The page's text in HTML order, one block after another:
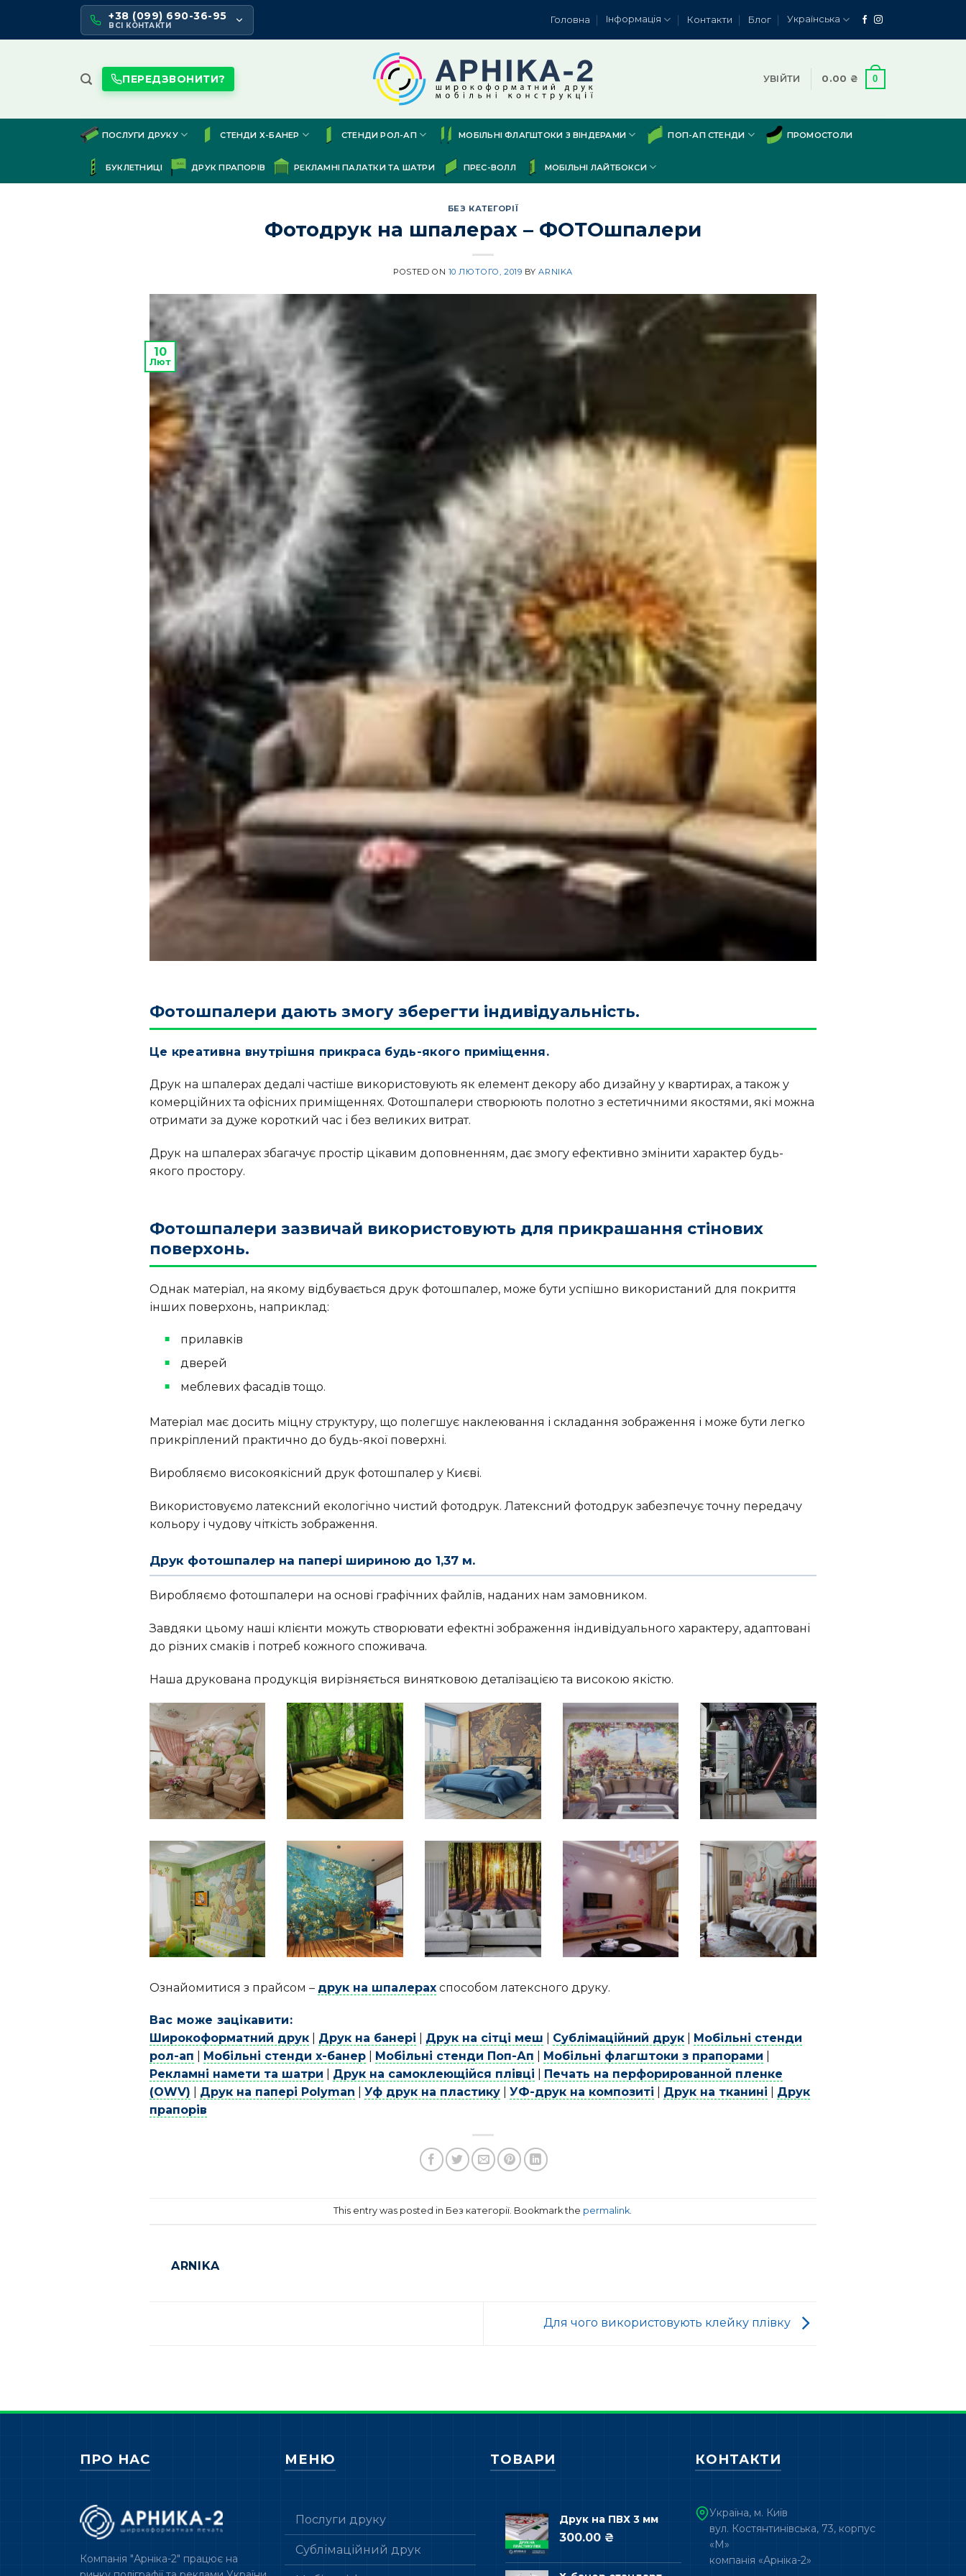
content
+38 (099) 690-36-95
ВСІ КОНТАКТИ
Головна Інформація Контакти Блог Українська
ПЕРЕДЗВОНИТИ? УВІЙТИ 0.00 ₴ 0
ПОСЛУГИ ДРУКУ СТЕНДИ Х-БАНЕР СТЕНДИ РОЛ-АП МОБІЛЬНІ ФЛАГШТОКИ З ВІНДЕРАМИ ПОП-АП СТЕНДИ ПРОМОСТОЛИ
БУКЛЕТНИЦІ ДРУК ПРАПОРІВ РЕКЛАМНІ ПАЛАТКИ ТА ШАТРИ ПРЕС-ВОЛЛ МОБІЛЬНІ ЛАЙТБОКСИ
БЕЗ КАТЕГОРІЇ
Фотодрук на шпалерах – ФОТОшпалери
POSTED ON 10 ЛЮТОГО, 2019 BYARNIKA
10
Лют
Фотошпалери дають змогу зберегти індивідуальність.
Це креативна внутрішня прикраса будь-якого приміщення.
Друк на шпалерах дедалі частіше використовують як елемент декору або дизайну у квартирах, а також у
комерційних та офісних приміщеннях. Фотошпалери створюють полотно з естетичними якостями, які можна
отримати за дуже короткий час і без великих витрат.
Друк на шпалерах збагачує простір цікавим доповненням, дає змогу ефективно змінити характер будь-
якого простору.
Фотошпалери зазвичай використовують для прикрашання стінових
поверхонь.
Однак матеріал, на якому відбувається друк фотошпалер, може бути успішно використаний для покриття
інших поверхонь, наприклад:
прилавків
дверей
меблевих фасадів тощо.
Матеріал має досить міцну структуру, що полегшує наклеювання і складання зображення і може бути легко
прикріплений практично до будь-якої поверхні.
Виробляємо високоякісний друк фотошпалер у Києві.
Використовуємо латексний екологічно чистий фотодрук. Латексний фотодрук забезпечує точну передачу
кольору і чудову чіткість зображення.
Друк фотошпалер на папері шириною до 1,37 м.
Виробляємо фотошпалери на основі графічних файлів, наданих нам замовником.
Завдяки цьому наші клієнти можуть створювати ефектні зображення індивідуального характеру, адаптовані
до різних смаків і потреб кожного споживача.
Наша друкована продукція вирізняється винятковою деталізацією та високою якістю.
Ознайомитися з прайсом – друк на шпалерахспособом латексного друку.
Вас може зацікавити:
Широкоформатний друк| Друк на банері Друк на сітці меш Сублімаційний друк|
Мобільні стенди
рол-ап
Мобільні стенди х-банер| Мобільні стенди Поп-Ап Мобільні флагштоки з прапорами
Рекламні намети та шатри
Друк на самоклеющійся плівці
Печать на перфорированной пленке
(OWV)
Друк на папері Polyman Уф друк на пластику| УФ-друк на композиті Друк на тканині
Друк
прапорів
This entry was posted in Без категорії. Bookmark the permalink
ARNIKA
Для чого використовують клейку плівку
ПРО НАС
Компанія "Арніка-2" працює на
МЕНЮ
Послуги друку
Сублімаційний друк
ТОВАРИ
Друк на ПВХ 3 мм
300.00 ₴
КОНТАКТИ
Україна, м. Київ
вул. Костянтинівська, 73, корпус
«М»
компанія «Арніка-2»